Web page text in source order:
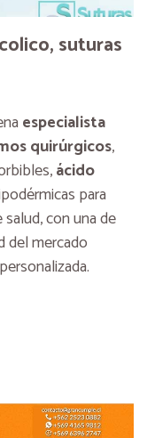
suturas
especialista
quirúrgicos,
ácido
para
con una de
del mercado